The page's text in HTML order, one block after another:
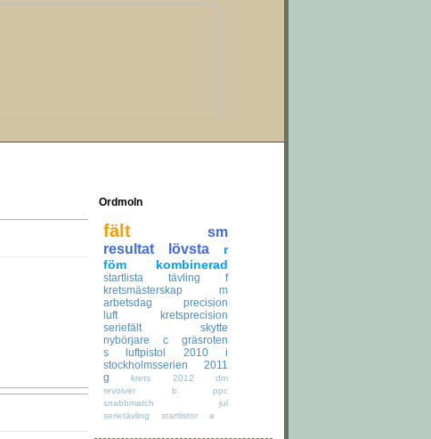
Ordmoln
fält
sm
resultat
lövsta
r
föm
kombinerad
startlista tävling
f
kretsmästerskap
m
arbetsdag
precision
luft
kretsprecision
seriefält
skytte
nybörjare
c
gräsroten
s
luftpistol 2010
i
stockholmsserien
2011
g
krets 2012
dm
revolver
b
ppc
snabbmatch
jul
serietävling
startlistor a